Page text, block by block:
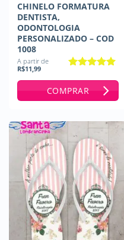
CHINELO FORMATURA
DENTISTA,
ODONTOLOGIA
PERSONALIZADO – COD
1008
A partir de
R$11,99
COMPRAR